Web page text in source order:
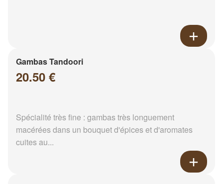
Gambas Tandoori
20.50 €
Spécialité très fine : gambas très longuement
macérées dans un bouquet d'épices et d'aromates
cuites au...